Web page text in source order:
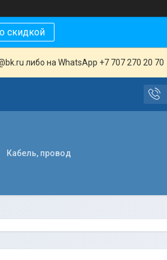
скидкой
либо на WhatsApp +7 707 270 20 70
Кабель, провод